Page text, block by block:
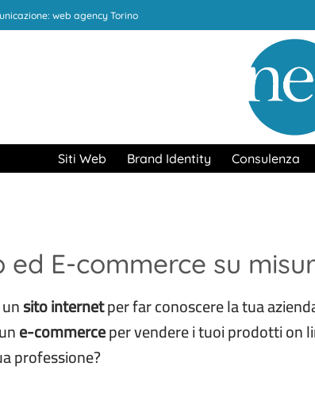
web agency Torino
Siti Web Brand Identity Consulenza
ed E-commerce su
sito internetper far conoscere la tua
e-commerceper vendere i tuoi prodotti on
professione?